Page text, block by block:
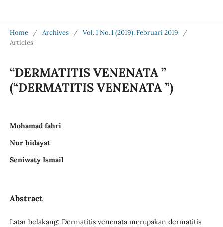
Home / Archives / Vol. 1 No. 1 (2019): Februari 2019
/
Articles
“DERMATITIS VENENATA ”
(“DERMATITIS VENENATA ”)
Mohamad fahri
Nur hidayat
Seniwaty Ismail
Abstract
Latar belakang: Dermatitis venenata merupakan dermatitis